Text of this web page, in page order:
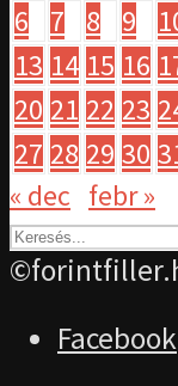
6
7 8 9
13 14 15 16
20 21 22 23
27 28 29 30
« dec febr »
Facebook